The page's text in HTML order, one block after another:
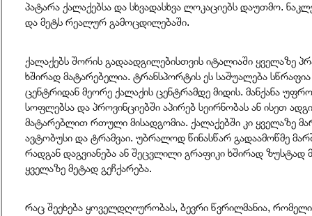
პატარა ქალაქებსა და სხვადასხვა ლოკაციებს დაუთმო.
და მეტს რეალურ გამოცდილებაში.
ქალაქებს შორის გადაადგილებისთვის იტალიაში ყველაზე
ხშირად მატარებელია. ტრანსპორტის ეს საშუალება
ცენტრიდან მეორე ქალაქის ცენტრამდე მიდის. მანქანა
სოფლებსა და პროვინციებში აპირებ სეირნობას ან ისეთ
მატარებლით რთული მისადგომია. ქალაქებში კი ყველაზე
ავტობუსი და ტრამვაი. უბრალოდ წინასწარ გადაამოწმე
რადგან დაგვიანება ან შეცვლილი გრაფიკი ხშირად ზუსტად
ყველაზე მეტად გეჩქარება.
რაც შეეხება ყოველდღიურობას, ბევრი წვრილმანია,